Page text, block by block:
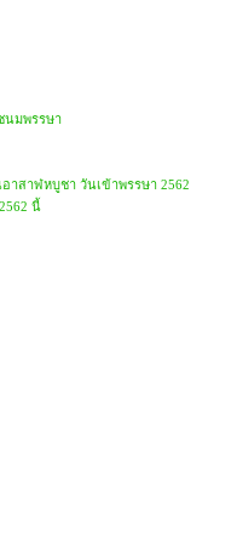
นมพรรษา
สาฬหบูชา วันเข้าพรรษา 2562
นี้